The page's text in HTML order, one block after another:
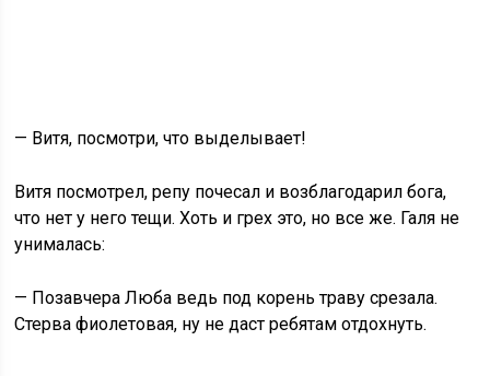
— Витя, посмотри, что выделывает!
Витя посмотрел, репу почесал и возблагодарил бога,
что нет у него тещи. Хоть и грех это, но все же. Галя не
унималась:
— Позавчера Люба ведь под корень траву срезала.
Стерва фиолетовая, ну не даст ребятам отдохнуть.